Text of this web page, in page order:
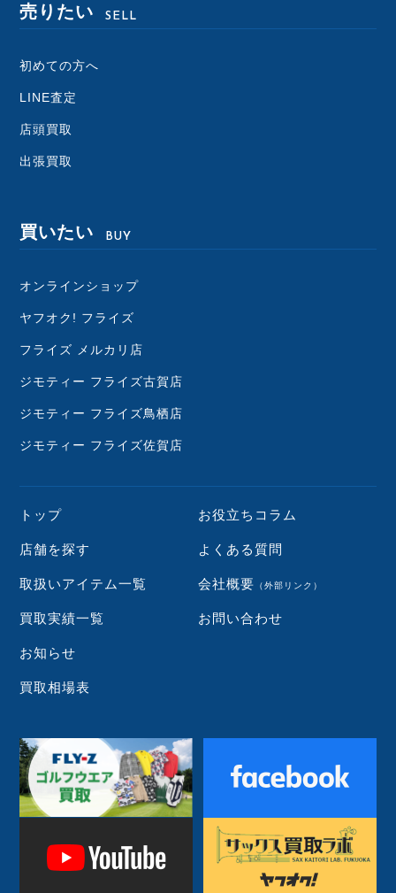
売りたい SELL
初めての方へ
LINE査定
店頭買取
出張買取
買いたい BUY
オンラインショップ
ヤフオク! フライズ
フライズ メルカリ店
ジモティー フライズ古賀店
ジモティー フライズ鳥栖店
ジモティー フライズ佐賀店
トップ
店舗を探す
取扱いアイテム一覧
買取実績一覧
お知らせ
買取相場表
お役立ちコラム
よくある質問
会社概要 （外部リンク）
お問い合わせ